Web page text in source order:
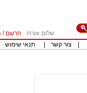
שלום אורח הרשם /
צור קשר תנאי שימוש